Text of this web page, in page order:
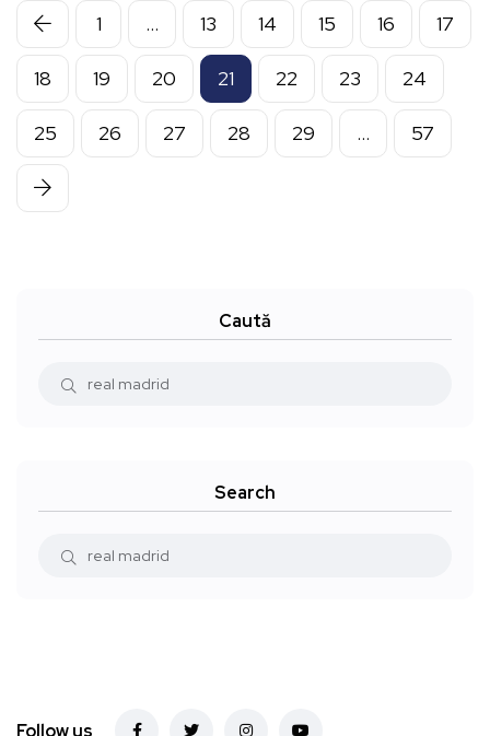
1 … 13 14 15 16 17
18 19 20 21 22 23 24
25 26 27 28 29 … 57
Caută
Search
Follow us